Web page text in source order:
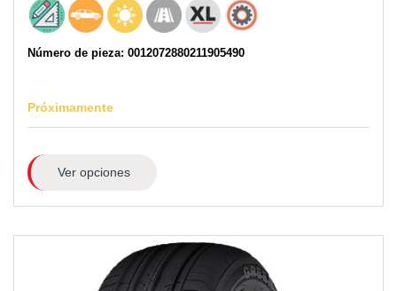
Número de pieza: 0012072880211905490
Próximamente
Ver opciones